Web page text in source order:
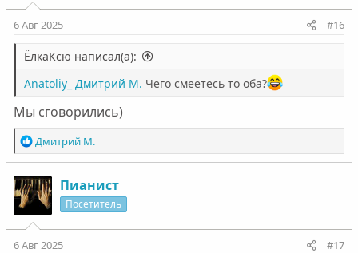
6 Авг 2025 #16
ЁлкаКсю написал(а):
Anatoliy_ Дмитрий М. Чего смеетесь то оба?
Мы сговорились)
Р
е
а
к
ц
и
и
:
Дмитрий М.
Пианист
Посетитель
6 Авг 2025 #17